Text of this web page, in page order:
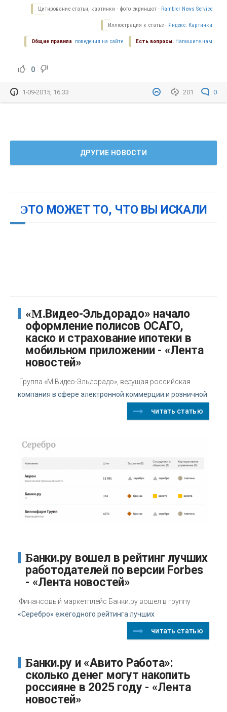
Цитирование статьи, картинки - фото скриншот - Rambler News Service.
Иллюстрация к статье - Яндекс. Картинки.
Есть вопросы. Напишите нам.
Общие правила поведения на сайте.
0
201 0
1-09-2015, 16:33
ДРУГИЕ НОВОСТИ
ЭТО МОЖЕТ ТО, ЧТО ВЫ ИСКАЛИ
«М.Видео-Эльдорадо» начало
оформление полисов ОСАГО,
каско и страхование ипотеки в
мобильном приложении - «Лента
новостей»
Группа «М.Видео-Эльдорадо», ведущая российская
компания в сфере электронной коммерции и розничной
читать статью
Банки.ру вошел в рейтинг лучших
работодателей по версии Forbes
- «Лента новостей»
Финансовый маркетплейс Банки.ру вошел в группу
«Серебро» ежегодного рейтинга лучших
читать статью
Банки.ру и «Авито Работа»:
сколько денег могут накопить
россияне в 2025 году - «Лента
новостей»